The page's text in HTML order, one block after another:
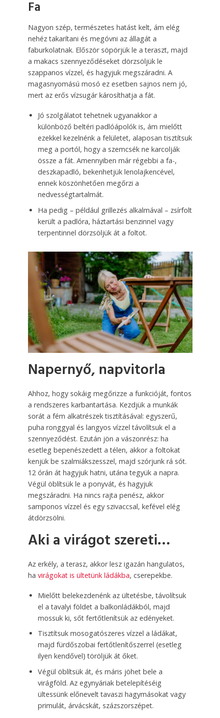
Fa
Nagyon szép, természetes hatást kelt, ám elég
nehéz takarítani és megóvni az állagát a
faburkolatnak. Először söpörjük le a teraszt, majd
a makacs szennyeződéseket dörzsöljük le
szappanos vízzel, és hagyjuk megszáradni. A
magasnyomású mosó ez esetben sajnos nem jó,
mert az erős vízsugár károsíthatja a fát.
Jó szolgálatot tehetnek ugyanakkor a
különböző beltéri padlóápolók is, ám mielőtt
ezekkel kezelnénk a felületet, alaposan tisztítsuk
meg a portól, hogy a szemcsék ne karcolják
össze a fát. Amennyiben már régebbi a fa-,
deszkapadló, bekenhetjük lenolajkencével,
ennek köszönhetően megőrzi a
nedvességtartalmát.
Ha pedig – például grillezés alkalmával – zsírfolt
került a padlóra, háztartási benzinnel vagy
terpentinnel dörzsöljük át a foltot.
Napernyő, napvitorla
Ahhoz, hogy sokáig megőrizze a funkcióját, fontos
a rendszeres karbantartása. Kezdjük a munkák
sorát a fém alkatrészek tisztításával: egyszerű,
puha ronggyal és langyos vízzel távolítsuk el a
szennyeződést. Ezután jön a vászonrész: ha
esetleg bepenészedett a télen, akkor a foltokat
kenjük be szalmiákszesszel, majd szórjunk rá sót.
12 órán át hagyjuk hatni, utána tegyük a napra.
Végül öblítsük le a ponyvát, és hagyjuk
megszáradni. Ha nincs rajta penész, akkor
samponos vízzel és egy szivaccsal, kefével elég
átdörzsölni.
Aki a virágot szereti…
Az erkély, a terasz, akkor lesz igazán hangulatos,
ha virágokat is ültetünk ládákba, cserepekbe.
Mielőtt belekezdenénk az ültetésbe, távolítsuk
el a tavalyi földet a balkonládákból, majd
mossuk ki, sőt fertőtlenítsük az edényeket.
Tisztítsuk mosogatószeres vízzel a ládákat,
majd fürdő­szobai fertőtlenítőszerrel (esetleg
ilyen kendővel) töröljük át őket.
Végül öblítsük át, és máris jöhet bele a
virágföld. Az egynyáriak betelepítéséig
ültessünk előnevelt tavaszi hagymásokat vagy
primulát, árvácskát, százszorszépet.